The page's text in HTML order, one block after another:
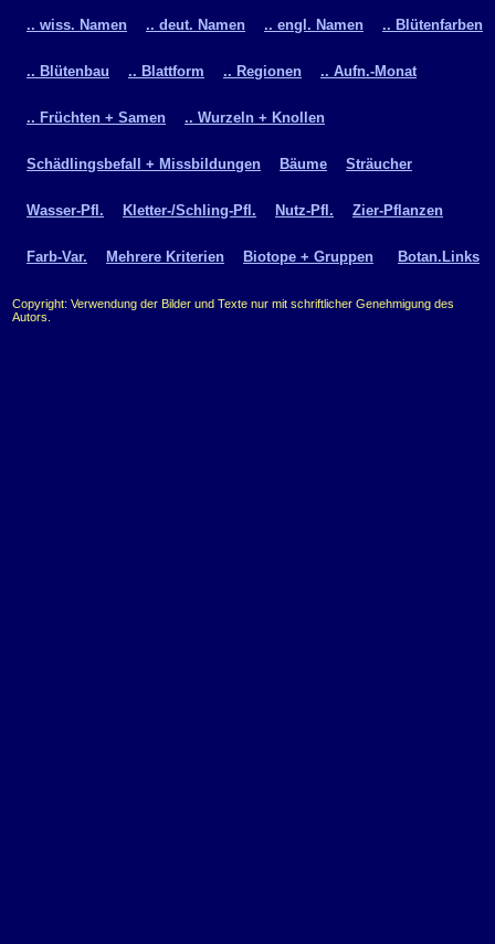
.. wiss. Namen .. deut. Namen .. engl. Namen .. Blütenfarben
.. Blütenbau .. Blattform .. Regionen .. Aufn.-Monat
.. Früchten + Samen .. Wurzeln + Knollen
Schädlingsbefall + Missbildungen Bäume Sträucher
Wasser-Pfl. Kletter-/Schling-Pfl. Nutz-Pfl. Zier-Pflanzen
Farb-Var. Mehrere Kriterien Biotope + Gruppen Botan.Links
Copyright: Verwendung der Bilder und Texte nur mit schriftlicher Genehmigung des
Autors.